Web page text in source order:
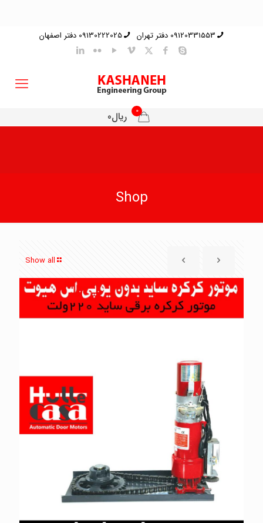
09120331553 دفتر تهران 09130222025 دفتر اصفهان
0 ریال0
Shop
Show all